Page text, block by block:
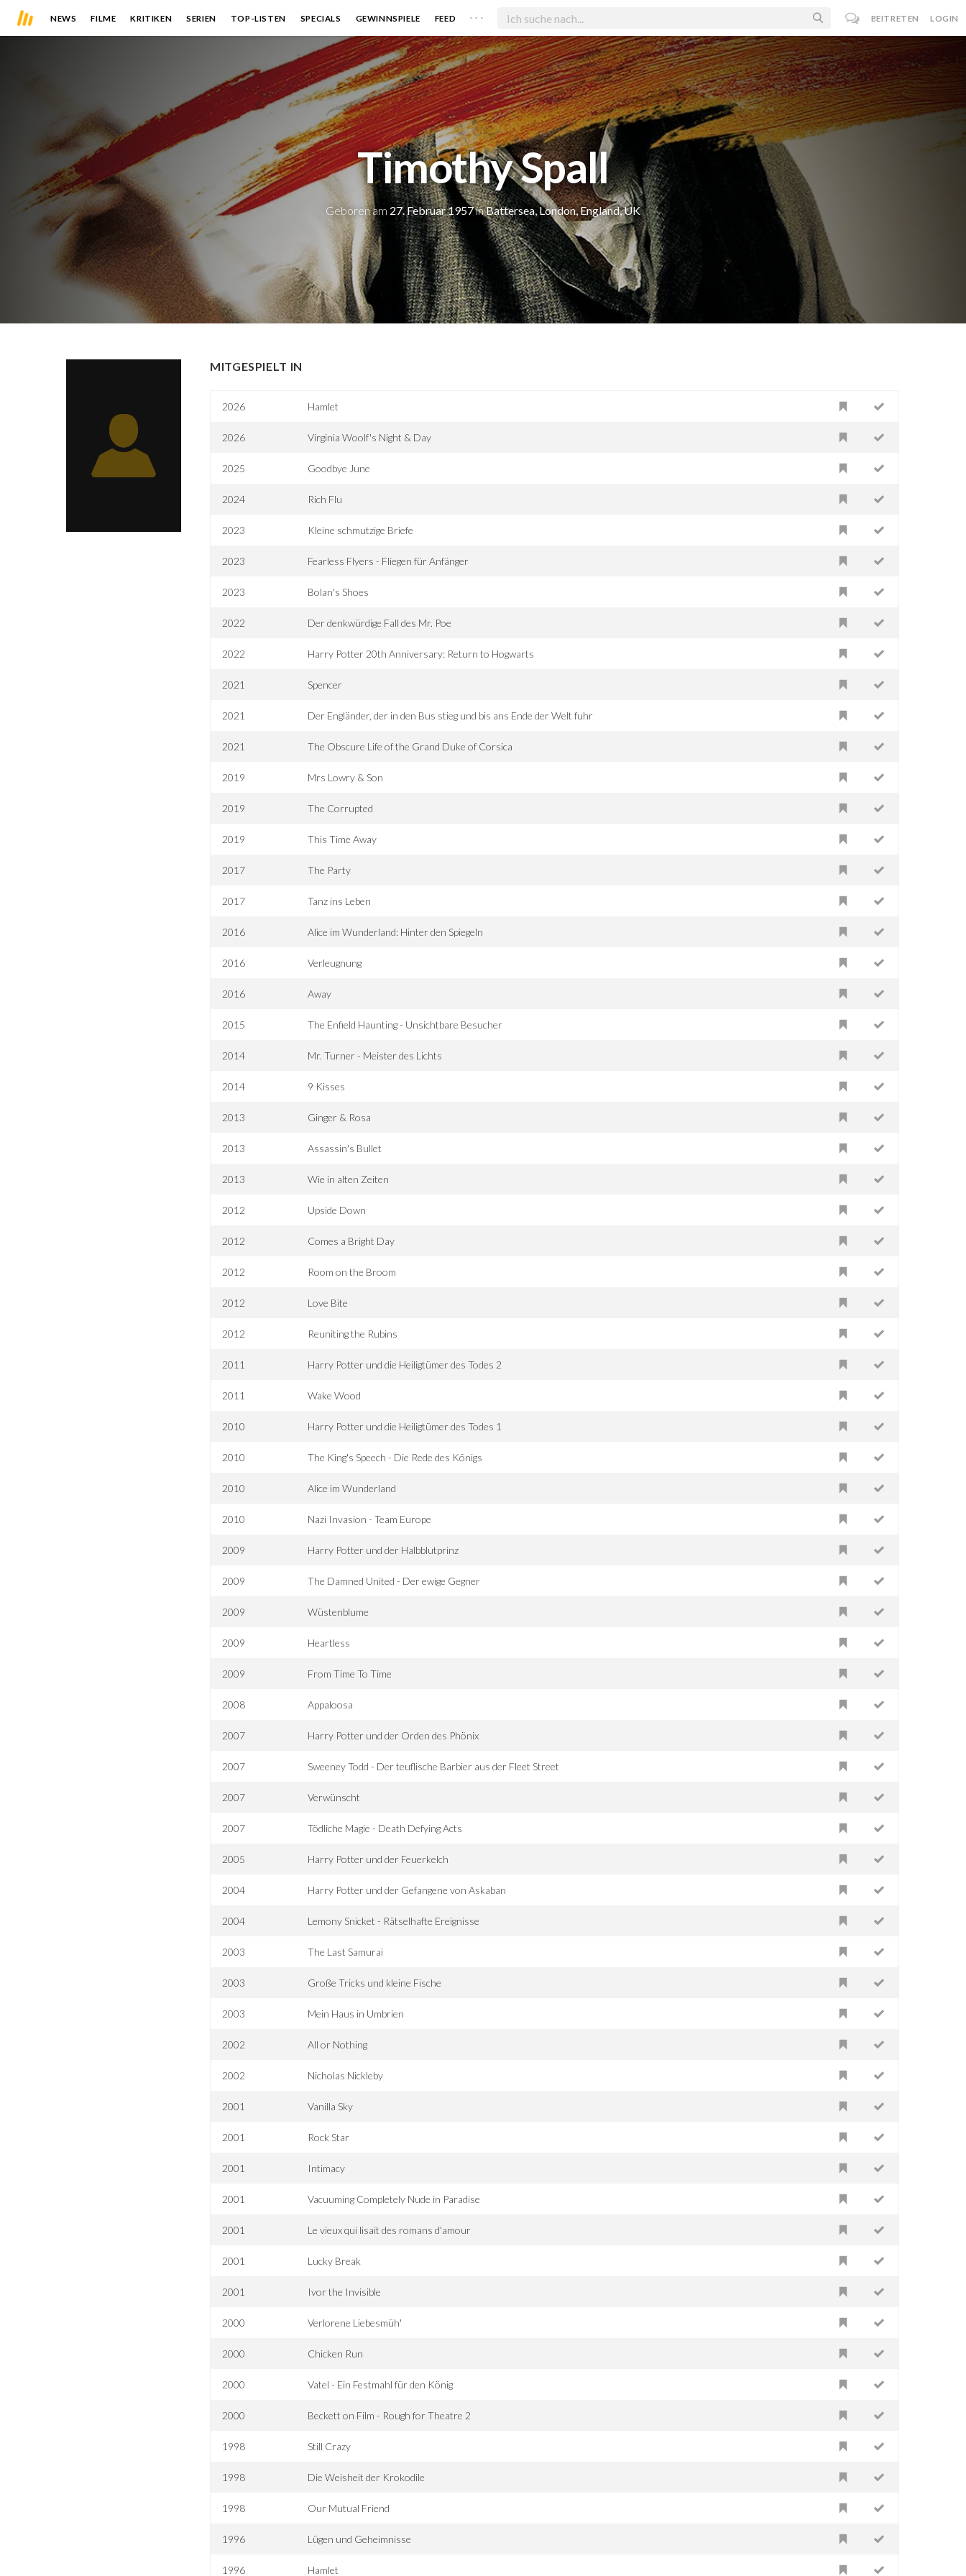
NEWS FILME KRITIKEN SERIEN TOP-LISTEN SPECIALS GEWINNSPIELE FEED . . . BEITRETEN LOGIN
Timothy Spall
Geboren am 27. Februar 1957inBattersea, London, England, UK
MITGESPIELT IN
2026 Hamlet
2026 Virginia Woolf's Night & Day
2025 Goodbye June
2024 Rich Flu
2023 Kleine schmutzige Briefe
2023 Fearless Flyers - Fliegen für Anfänger
2023 Bolan's Shoes
2022 Der denkwürdige Fall des Mr. Poe
2022 Harry Potter 20th Anniversary: Return to Hogwarts
2021 Spencer
2021 Der Engländer, der in den Bus stieg und bis ans Ende der Welt fuhr
2021 The Obscure Life of the Grand Duke of Corsica
2019 Mrs Lowry & Son
2019 The Corrupted
2019 This Time Away
2017 The Party
2017 Tanz ins Leben
2016 Alice im Wunderland: Hinter den Spiegeln
2016 Verleugnung
2016 Away
2015 The Enfield Haunting - Unsichtbare Besucher
2014 Mr. Turner - Meister des Lichts
2014 9 Kisses
2013 Ginger & Rosa
2013 Assassin's Bullet
2013 Wie in alten Zeiten
2012 Upside Down
2012 Comes a Bright Day
2012 Room on the Broom
2012 Love Bite
2012 Reuniting the Rubins
2011 Harry Potter und die Heiligtümer des Todes 2
2011 Wake Wood
2010 Harry Potter und die Heiligtümer des Todes 1
2010 The King's Speech - Die Rede des Königs
2010 Alice im Wunderland
2010 Nazi Invasion - Team Europe
2009 Harry Potter und der Halbblutprinz
2009 The Damned United - Der ewige Gegner
2009 Wüstenblume
2009 Heartless
2009 From Time To Time
2008 Appaloosa
2007 Harry Potter und der Orden des Phönix
2007 Sweeney Todd - Der teuflische Barbier aus der Fleet Street
2007 Verwünscht
2007 Tödliche Magie - Death Defying Acts
2005 Harry Potter und der Feuerkelch
2004 Harry Potter und der Gefangene von Askaban
2004 Lemony Snicket - Rätselhafte Ereignisse
2003 The Last Samurai
2003 Große Tricks und kleine Fische
2003 Mein Haus in Umbrien
2002 All or Nothing
2002 Nicholas Nickleby
2001 Vanilla Sky
2001 Rock Star
2001 Intimacy
2001 Vacuuming Completely Nude in Paradise
2001 Le vieux qui lisait des romans d'amour
2001 Lucky Break
2001 Ivor the Invisible
2000 Verlorene Liebesmüh'
2000 Chicken Run
2000 Vatel - Ein Festmahl für den König
2000 Beckett on Film - Rough for Theatre 2
1998 Still Crazy
1998 Die Weisheit der Krokodile
1998 Our Mutual Friend
1996 Lügen und Geheimnisse
1996 Hamlet